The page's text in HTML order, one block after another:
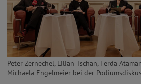
Peter Zernechel, Lilian Tschan, Ferda
Michaela Engelmeier bei der